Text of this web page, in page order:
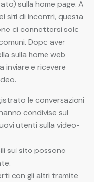
sulla home page. A
siti di incontri, questa
di connettersi solo
Dopo aver
sulla home web
inviare e ricevere
le conversazioni
condivise sul
utenti sulla video-
sul sito possono
con gli altri tramite